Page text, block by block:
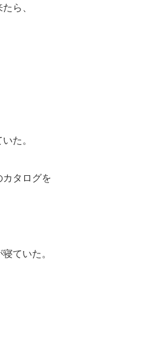
ら、
た。
タログを
ていた。